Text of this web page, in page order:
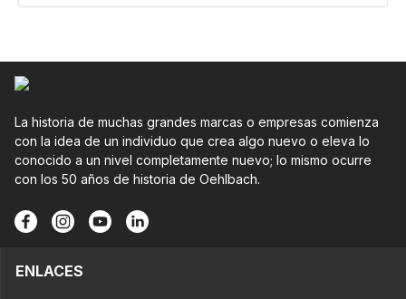
La historia de muchas grandes marcas o empresas comienza
con la idea de un individuo que crea algo nuevo o eleva lo
conocido a un nivel completamente nuevo; lo mismo ocurre
con los 50 años de historia de Oehlbach.
ENLACES